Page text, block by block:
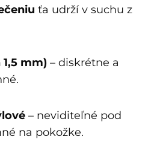
ťa udrží v suchu z
mm) – diskrétne a
– neviditeľné pod
na pokožke.